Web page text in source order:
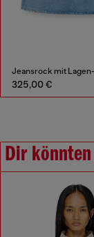
Jeansrock mit
325,00 €
Dir